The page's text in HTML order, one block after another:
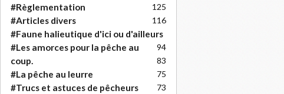
#Règlementation 125
#Articles divers 116
#Faune halieutique d'ici ou d'ailleurs
94
#Les amorces pour la pêche au
coup.
83
#La pêche au leurre 75
#Trucs et astuces de pêcheurs 73